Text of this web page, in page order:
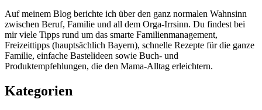
Auf meinem Blog berichte ich über den ganz normalen Wahnsinn
zwischen Beruf, Familie und all dem Orga-Irrsinn. Du findest bei
mir viele Tipps rund um das smarte Familienmanagement,
Freizeittipps (hauptsächlich Bayern), schnelle Rezepte für die ganze
Familie, einfache Bastelideen sowie Buch- und
Produktempfehlungen, die den Mama-Alltag erleichtern.
Kategorien